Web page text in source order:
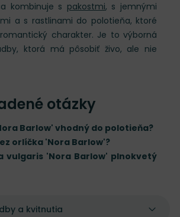
kombinuje s pakostmi, s jemnými
a s rastlinami do polotieňa, ktoré
charakter. Je to výborná
ktorá má pôsobiť živo, ale nie
otázky
Barlow' vhodný do polotieňa?
orlíčka 'Nora Barlow'?
vulgaris 'Nora Barlow' plnokvetý
a kvitnutia